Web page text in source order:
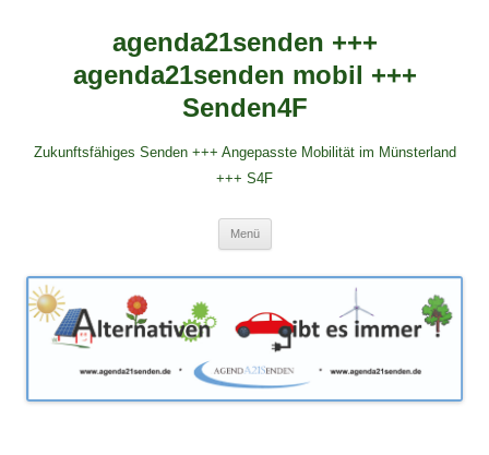
agenda21senden +++
agenda21senden mobil +++
Senden4F
Zukunftsfähiges Senden +++ Angepasste Mobilität im Münsterland
+++ S4F
Menü